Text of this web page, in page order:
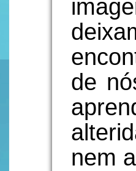
de
nem